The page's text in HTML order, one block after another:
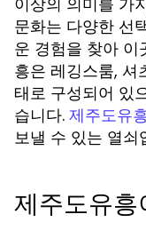
문화는 다양한 선
운 경험을 찾아 이
흥은 레깅스룸, 셔
태로 구성되어 있
습니다. 제주도유
보낼 수 있는 열쇠
제주도유흥